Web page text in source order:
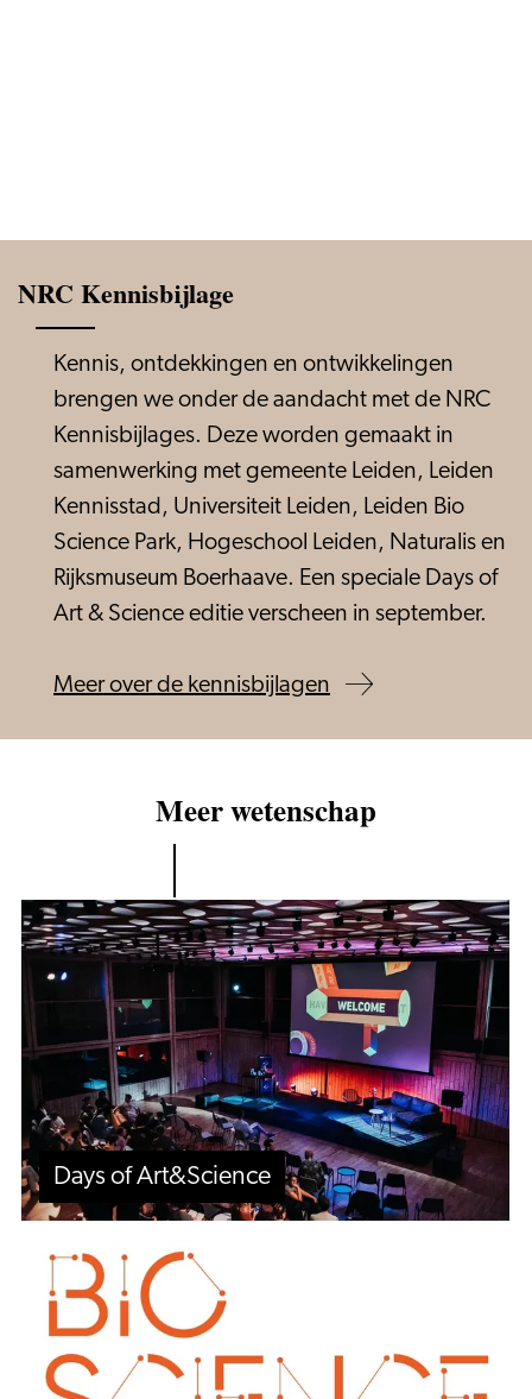
NRC Kennisbijlage
Kennis, ontdekkingen en ontwikkelingen
brengen we onder de aandacht met de NRC
Kennisbijlages. Deze worden gemaakt in
samenwerking met gemeente Leiden, Leiden
Kennisstad, Universiteit Leiden, Leiden Bio
Science Park, Hogeschool Leiden, Naturalis en
Rijksmuseum Boerhaave. Een speciale Days of
Art & Science editie verscheen in september.
Meer over de kennisbijlagen
Meer wetenschap
Days of Art&Science
Days
of
Art&Science
Dutch
Bio
Science
Week